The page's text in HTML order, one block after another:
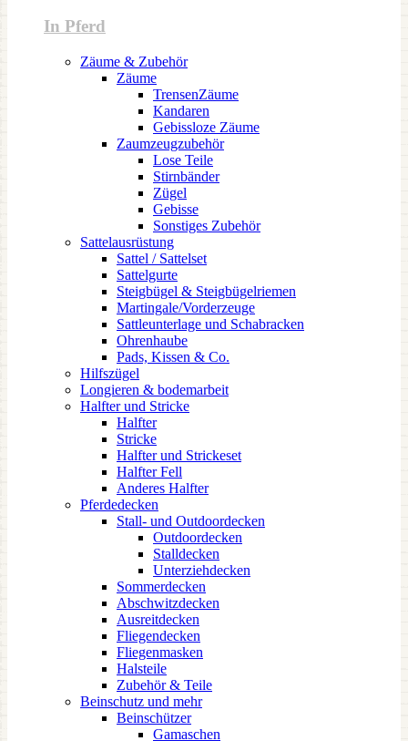
In Pferd
Zäume & Zubehör
Zäume
TrensenZäume
Kandaren
Gebissloze Zäume
Zaumzeugzubehör
Lose Teile
Stirnbänder
Zügel
Gebisse
Sonstiges Zubehör
Sattelausrüstung
Sattel / Sattelset
Sattelgurte
Steigbügel & Steigbügelriemen
Martingale/Vorderzeuge
Sattleunterlage und Schabracken
Ohrenhaube
Pads, Kissen & Co.
Hilfszügel
Longieren & bodemarbeit
Halfter und Stricke
Halfter
Stricke
Halfter und Strickeset
Halfter Fell
Anderes Halfter
Pferdedecken
Stall- und Outdoordecken
Outdoordecken
Stalldecken
Unterziehdecken
Sommerdecken
Abschwitzdecken
Ausreitdecken
Fliegendecken
Fliegenmasken
Halsteile
Zubehör & Teile
Beinschutz und mehr
Beinschützer
Gamaschen